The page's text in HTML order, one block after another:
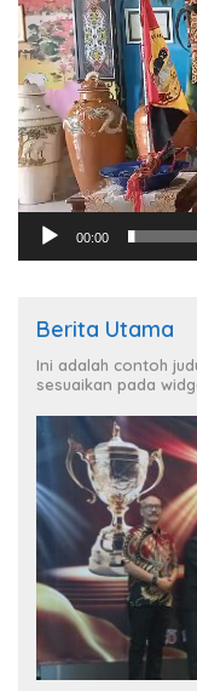
Video
00:00
Berita Utama
Ini adalah contoh
sesuaikan pada